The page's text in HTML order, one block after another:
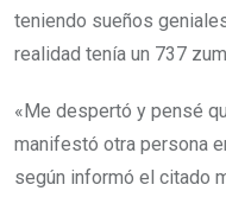
teniendo sueños
realidad tenía un 737
«Me despertó y pensé
manifestó otra persona
según informó el citado